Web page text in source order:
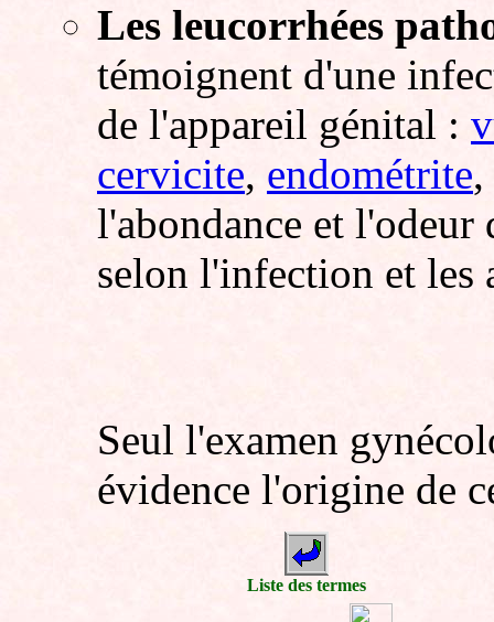
Les leucorrhées
témoignent d'une
de l'appareil génital :
cervicite, endométrite,
l'abondance et l'odeur
selon l'infection et les
Seul l'examen
évidence l'origine de
Liste des termes